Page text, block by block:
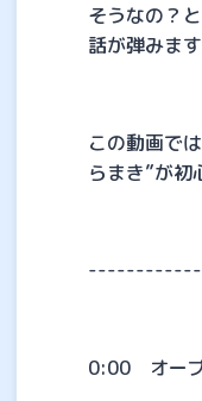
そうなの？
話が弾みま
この動画で
らまき”が初
0:00 オー